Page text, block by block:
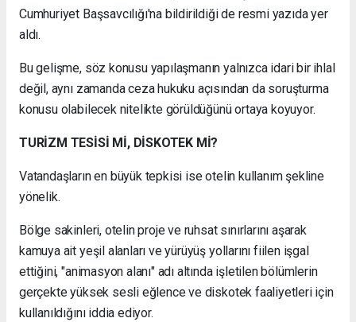
Cumhuriyet Başsavcılığı'na bildirildiği de resmi yazıda yer
aldı.
Bu gelişme, söz konusu yapılaşmanın yalnızca idari bir ihlal
değil, aynı zamanda ceza hukuku açısından da soruşturma
konusu olabilecek nitelikte görüldüğünü ortaya koyuyor.
TURİZM TESİSİ Mİ, DİSKOTEK Mİ?
Vatandaşların en büyük tepkisi ise otelin kullanım şekline
yönelik.
Bölge sakinleri, otelin proje ve ruhsat sınırlarını aşarak
kamuya ait yeşil alanları ve yürüyüş yollarını fiilen işgal
ettiğini, "animasyon alanı" adı altında işletilen bölümlerin
gerçekte yüksek sesli eğlence ve diskotek faaliyetleri için
kullanıldığını iddia ediyor.